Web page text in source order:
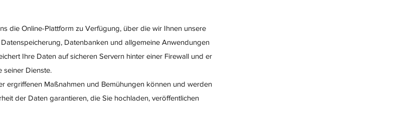
die Online-Plattform zu Verfügung, über die wir Ihnen unsere
Datenbanken und allgemeine Anwendungen
Ihre Daten auf sicheren Servern hinter einer Firewall und er
seiner Dienste.
ergriffenen Maßnahmen und Bemühungen können und werden
der Daten garantieren, die Sie hochladen, veröffentlichen